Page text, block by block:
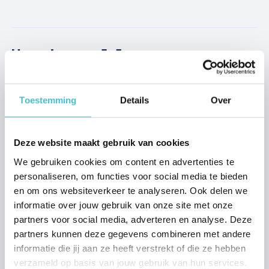
Toestemming Details Over
Deze website maakt gebruik van cookies
We gebruiken cookies om content en advertenties te
personaliseren, om functies voor social media te bieden
en om ons websiteverkeer te analyseren. Ook delen we
informatie over jouw gebruik van onze site met onze
partners voor social media, adverteren en analyse. Deze
partners kunnen deze gegevens combineren met andere
informatie die jij aan ze heeft verstrekt of die ze hebben
verzameld op basis van jouw gebruik van hun services.
Aanbod
Woning kopen Nijmegen
Woning kopen Wijchen
Woning kopen Grave
Verkoop
Stap voor stap verkopen
Waardebepaling
Stille verkoop